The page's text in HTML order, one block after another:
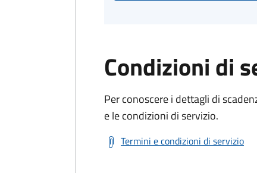
Condizioni di
Per conoscere i dettagli di
e le condizioni di servizio.
Termini e condizioni di servizio